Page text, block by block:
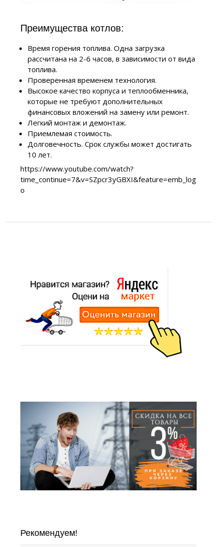
Преимущества котлов:
Время горения топлива. Одна загрузка
рассчитана на 2-6 часов, в зависимости от вида
топлива.
Проверенная временем технология.
Высокое качество корпуса и теплообменника,
которые не требуют дополнительных
финансовых вложений на замену или ремонт.
Легкий монтаж и демонтаж.
Приемлемая стоимость.
Долговечность. Срок службы может достигать
10 лет.
https://www.youtube.com/watch?
time_continue=7&v=SZpcr3yGBXI&feature=emb_log
o
Рекомендуем!